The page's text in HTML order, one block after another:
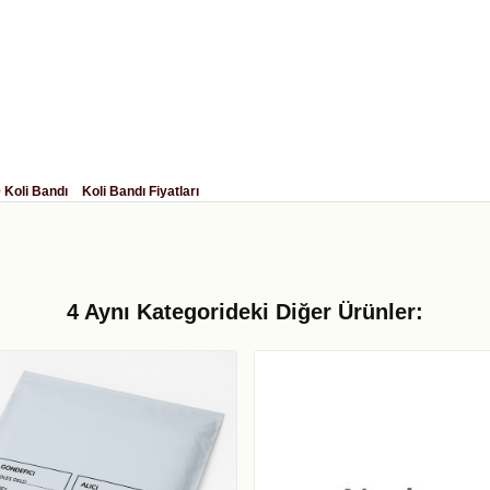
Bandı Koli Bandı Fiyatları
4 Aynı Kategorideki Diğer Ürünler: